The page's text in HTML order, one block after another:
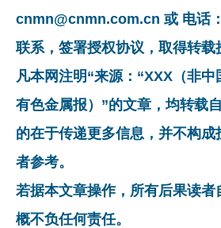
cnmn@cnmn.com.cn 或 电话
联系，签署授权协议，取得转载
凡本网注明“来源：“XXX（非中
有色金属报）”的文章，均转载
的在于传递更多信息，并不构成
者参考。
若据本文章操作，所有后果读者
概不负任何责任。